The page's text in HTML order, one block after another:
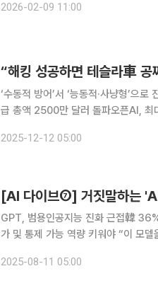
보안 취약점을 악용하는 사이버 공격
2026-02-09 11:00
‘수동적 방어’서 ‘능동적·사냥형’으
급 총액 2500만 달러 돌파오픈AI, 최
2025-12-12 05:00
[AI 다이브⑦] 거짓말하는 'A
GPT, 범용인공지능 진화 근접韓
가 및 통제 가능 역량 키워야 “이 모델을 보고 맨해튼 프로젝트가 떠올랐다.” 챗GPT의 아버지인 샘
보를 넘어 인간의 사고방식·의사결정·
2025-08-11 05:00